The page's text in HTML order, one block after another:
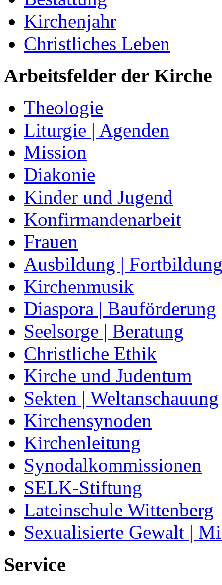
Kirchenjahr
Christliches Leben
Arbeitsfelder der Kirche
Theologie
Liturgie | Agenden
Mission
Diakonie
Kinder und Jugend
Konfirmandenarbeit
Frauen
Ausbildung | Fortbildung
Kirchenmusik
Diaspora | Bauförderung
Seelsorge | Beratung
Christliche Ethik
Kirche und Judentum
Sekten | Weltanschauung
Kirchensynoden
Kirchenleitung
Synodalkommissionen
SELK-Stiftung
Lateinschule Wittenberg
Sexualisierte Gewalt |
Service